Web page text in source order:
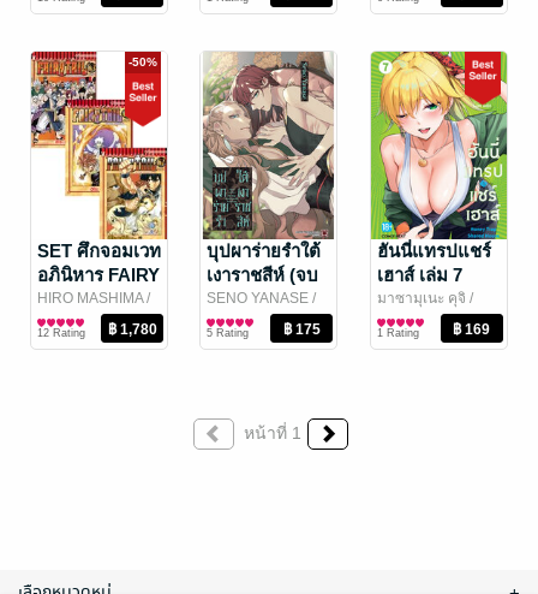
Publishing
-50%
SET ศึกจอมเวท
อภินิหาร FAIRY
TAIL 1-63 เล่ม
(จบ)
HIRO MASHIMA/
Vibulkij Publishing
การ์ตูนทั่วไป
12 Rating
บุปผาร่ายรำใต้
เงาราชสีห์ (จบ
ในเล่ม)
SENO YANASE /
LUCKPIM
Publishing
การ์ตูน Boy Love /
Yaoi
5 Rating
ฮันนี่แทรปแชร์
เฮาส์ เล่ม 7
(ฉบับการ์ตูน)
มาซามุเนะ คุจิ /
COMIX NEXT
การ์ตูนทั่วไป
1 Rating
หน้าที่ 1